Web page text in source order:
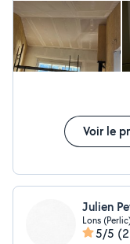
et effectuer un devis
sont déplacés, nous
sur place. Bonne
Voir le
Julien
Lons
5/5